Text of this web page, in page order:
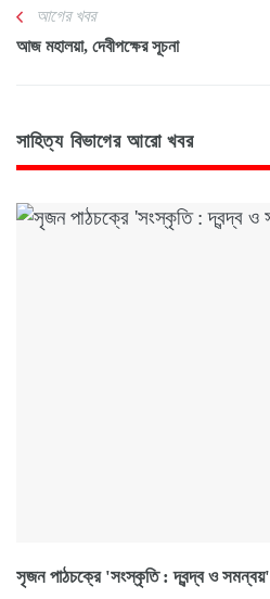
আগের খবর
আজ মহালয়া, দেবীপক্ষের সূচনা
সাহিত্য বিভাগের আরো খবর
সৃজন পাঠচক্রে 'সংস্কৃতি : দ্বন্দ্ব ও সমন্বয়'